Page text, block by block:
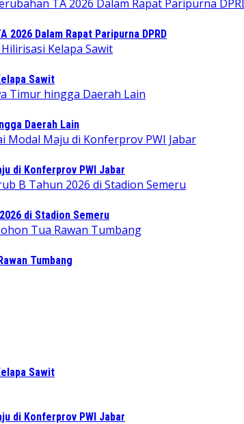
2026 Dalam Rapat Paripurna DPRD
Sawit
Daerah Lain
di Konferprov PWI Jabar
di Stadion Semeru
Tumbang
Sawit
di Konferprov PWI Jabar